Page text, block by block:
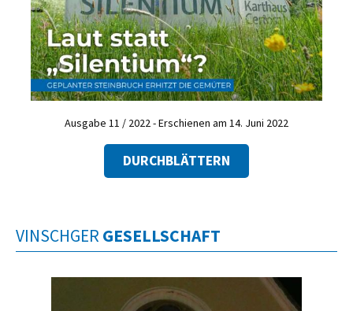
Ausgabe 11 / 2022 - Erschienen am 14. Juni 2022
DURCHBLÄTTERN
VINSCHGER GESELLSCHAFT